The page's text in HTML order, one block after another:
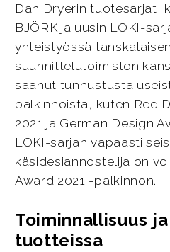
Dan Dryerin tuotesarjat,
BJÖRK ja uusin LOKI-
yhteistyössä
suunnittelutoimiston
saanut tunnustusta
palkinnoista, kuten Red
2021 ja German Design
LOKI-sarjan vapaasti
käsidesiannostelija on
Award 2021 -palkinnon.
Toiminnallisuus
tuotteissa